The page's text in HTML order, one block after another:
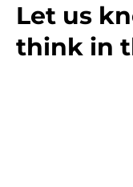
Let us
think in